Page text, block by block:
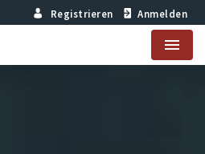
Registrieren Anmelden
Menu